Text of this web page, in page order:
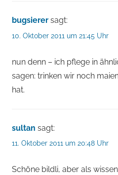
bugsierer sagt:
10. Oktober 2011 um 21:45 Uhr
nun denn – ich pflege in
sagen: trinken wir noch
hat.
sultan sagt:
11. Oktober 2011 um 20:48 Uhr
Schöne bildli, aber als